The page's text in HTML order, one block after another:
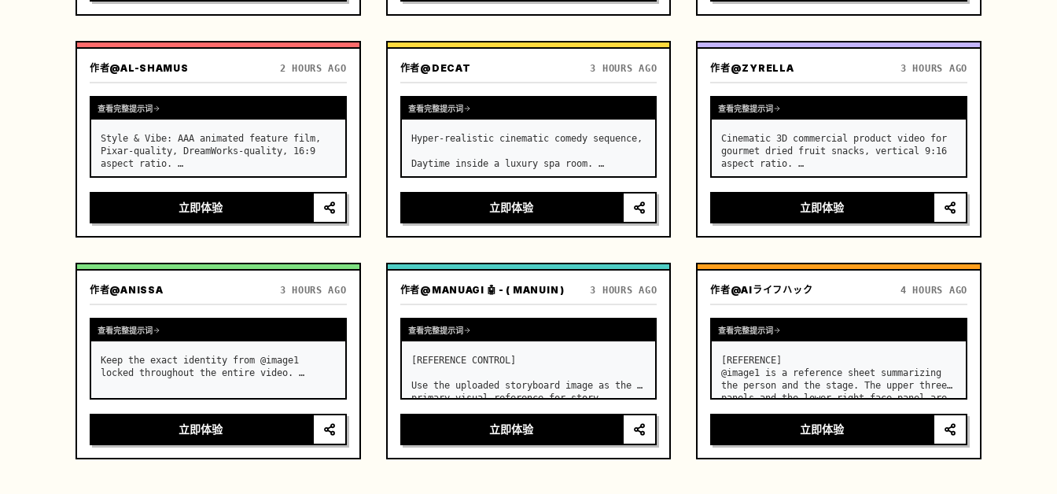
ramp）+ 运动模糊遮罩剪辑，营造连续流动的视觉幻象
吸起伏，仪表盘灯光闪烁
引擎震动感增强
(4-6s) 按下…
作者@AL-SHAMUS 2 HOURS AGO
查看完整提示词
Style & Vibe: AAA animated feature film,
Pixar-quality, DreamWorks-quality, 16:9
aspect ratio. …
立即体验
作者@DECAT 3 HOURS AGO
查看完整提示词
Hyper-realistic cinematic comedy sequence,
Daytime inside a luxury spa room. …
立即体验
作者@ZYRELLA 3 HOURS AGO
查看完整提示词
Cinematic 3D commercial product video for
gourmet dried fruit snacks, vertical 9:16
aspect ratio. …
立即体验
作者@ANISSA 3 HOURS AGO
查看完整提示词
Keep the exact identity from @image1
locked throughout the entire video. …
立即体验
作者@MANUAGI 🤖 - ( MANUIN ) 3 HOURS AGO
查看完整提示词
[REFERENCE CONTROL]
Use the uploaded storyboard image as the
primary visual reference for story
design, environment, emotional
progression, and shot order.
立即体验
作者@AIライフハック 4 HOURS AGO
查看完整提示词
[REFERENCE]
@image1 is a reference sheet summarizing
the person and the stage. The upper three
panels and the lower right face panel are
hair, body type, costume, and whole body
of the same woman appearing alone in the
vi…
立即体验